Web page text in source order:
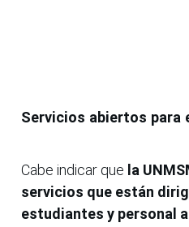
Servicios abiertos para
Cabe indicar que la
servicios que están
estudiantes y personal